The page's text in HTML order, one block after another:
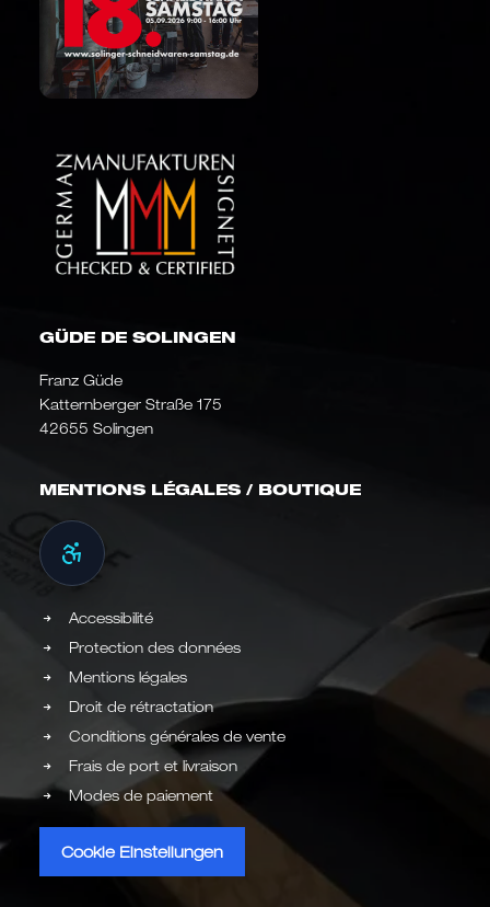
GÜDE DE SOLINGEN
Franz Güde
Katternberger Straße 175
42655 Solingen
MENTIONS LÉGALES / BOUTIQUE
Accessibilité
Protection des données
Mentions légales
Droit de rétractation
Conditions générales de vente
Frais de port et livraison
Modes de paiement
Cookie Einstellungen